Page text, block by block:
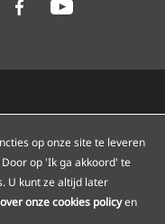
op onze site te leveren
op 'Ik ga akkoord' te
U kunt ze altijd later
onze cookies policyen